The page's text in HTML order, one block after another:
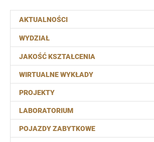
AKTUALNOŚCI
WYDZIAŁ
JAKOŚĆ KSZTAŁCENIA
WIRTUALNE WYKŁADY
PROJEKTY
LABORATORIUM
POJAZDY ZABYTKOWE